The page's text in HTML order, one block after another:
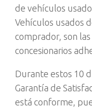
de vehí­culos
Vehí­culos usados
comprador, son
concesionarios
Durante estos 10
Garantí­a de
está conforme,